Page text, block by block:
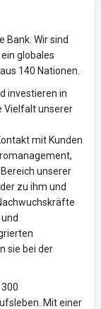
Bank. Wir sind
globales
140 Nationen.
investieren in
Vielfalt unserer
mit Kunden
unserer
zu ihm und
sie bei der
Mit einer